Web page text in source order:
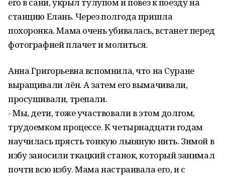
станцию Елань. Через полгода пришла
похоронка. Мама очень убивалась, встанет перед
фотографией плачет и молиться.
Анна Григорьевна вспомнила, что на Суране
выращивали лён. А затем его вымачивали,
просушивали, трепали.
- Мы, дети, тоже участвовали в этом долгом,
трудоемком процессе. К четырнадцати годам
научилась прясть тонкую льняную нить. Зимой в
избу заносили ткацкий станок, который занимал
почти всю избу. Мама настраивала его, и с